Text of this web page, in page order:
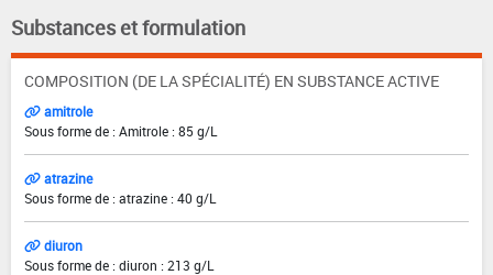
Substances et formulation
COMPOSITION (DE LA SPÉCIALITÉ) EN SUBSTANCE ACTIVE
amitrole
Sous forme de : Amitrole : 85 g/L
atrazine
Sous forme de : atrazine : 40 g/L
diuron
Sous forme de : diuron : 213 g/L